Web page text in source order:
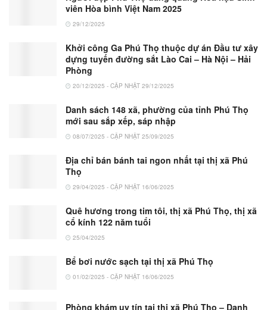
viên Hòa bình Việt Nam 2025
29/12/2025
Khởi công Ga Phú Thọ thuộc dự án Đầu tư xây
dựng tuyến đường sắt Lào Cai – Hà Nội – Hải
Phòng
20/12/2025 - CẬP NHẬT 29/12/2025
Danh sách 148 xã, phường của tỉnh Phú Thọ
mới sau sắp xếp, sáp nhập
08/07/2025 - CẬP NHẬT 25/09/2025
Địa chỉ bán bánh tai ngon nhất tại thị xã Phú
Thọ
29/04/2025 - CẬP NHẬT 16/06/2025
Quê hương trong tim tôi, thị xã Phú Thọ, thị xã
cổ kính 122 năm tuổi
25/04/2025
Bể bơi nước sạch tại thị xã Phú Thọ
01/02/2025 - CẬP NHẬT 16/06/2025
Phòng khám uy tín tại thị xã Phú Thọ – Danh